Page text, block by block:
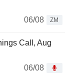
06/08
ZM
Call, Aug
06/08